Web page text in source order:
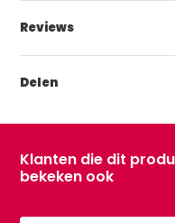
Reviews
Delen
Klanten die dit
bekeken ook